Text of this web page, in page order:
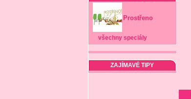
Prostřeno
všechny speciály
ZAJÍMAVÉ TIPY